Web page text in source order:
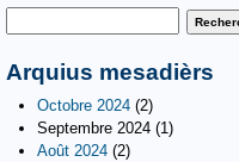
Formulaire de
Arquius mesadièrs
Octobre 2024 (2)
Septembre 2024 (1)
Août 2024 (2)